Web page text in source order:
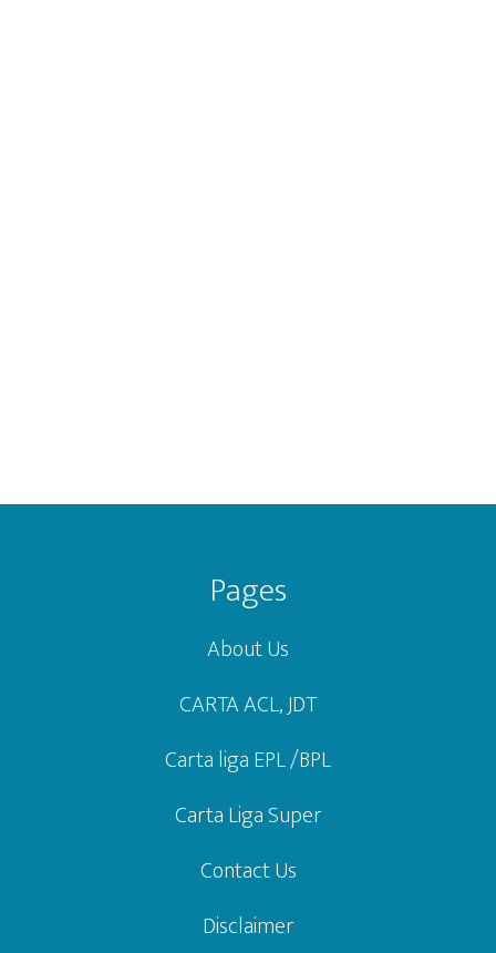
Footer
Pages
About Us
CARTA ACL, JDT
Carta liga EPL /BPL
Carta Liga Super
Contact Us
Disclaimer